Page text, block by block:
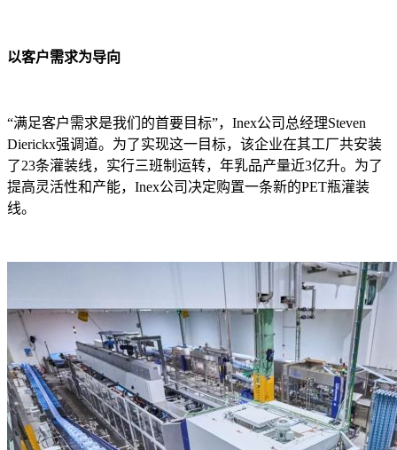
以客户需求为导向
“满足客户需求是我们的首要目标”，Inex公司总经理Steven
Dierickx强调道。为了实现这一目标，该企业在其工厂共安装
了23条灌装线，实行三班制运转，年乳品产量近3亿升。为了
提高灵活性和产能，Inex公司决定购置一条新的PET瓶灌装
线。